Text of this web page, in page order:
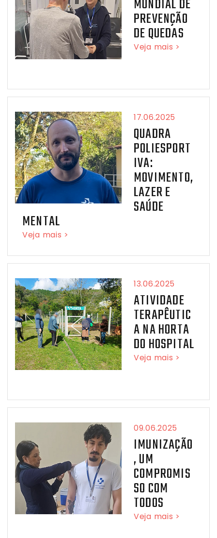
MUNDIAL DE
PREVENÇÃO
DE QUEDAS
Veja mais >
17.06.2025
QUADRA
POLIESPORT
IVA:
MOVIMENTO,
LAZER E
SAÚDE
MENTAL
Veja mais >
13.06.2025
ATIVIDADE
TERAPÊUTIC
A NA HORTA
DO HOSPITAL
Veja mais >
09.06.2025
IMUNIZAÇÃO
, UM
COMPROMIS
SO COM
TODOS
Veja mais >